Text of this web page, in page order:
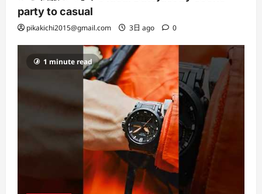
party to casual
pikakichi2015@gmail.com 3日 ago 0
1 minute read